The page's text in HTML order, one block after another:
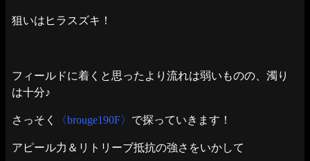
狙いはヒラスズキ！
フィールドに着くと思ったより流れは弱いものの、濁り
は十分♪
さっそく 〈brouge190F〉 で探っていきます！
アピール力＆リトリーブ抵抗の強さをいかして